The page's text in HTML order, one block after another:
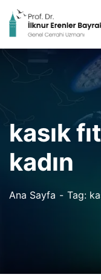
kasık
kadın
Ana Sayfa Tag: